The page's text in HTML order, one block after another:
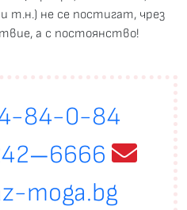
т.н.) не се постигат, чрез
а с постоянство!
84-0-84
—6666
moga.bg